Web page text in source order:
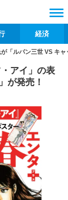
経済
「ルパン三世 VS キ
アイ」の表
が発売！